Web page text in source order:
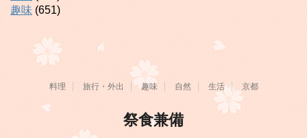
趣味 (651)
料理 旅行・外出 趣味 自然 生活 京都
祭食兼備